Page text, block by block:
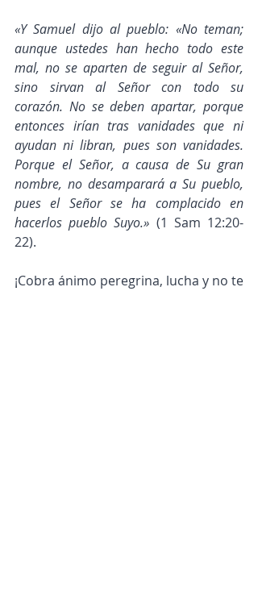
«Y Samuel dijo al pueblo: «No teman;
aunque ustedes han hecho todo este
mal, no se aparten de seguir al Señor,
sino sirvan al Señor con todo su
corazón. No se deben apartar, porque
entonces irían tras vanidades que ni
ayudan ni libran, pues son vanidades.
Porque el Señor, a causa de Su gran
nombre, no desamparará a Su pueblo,
pues el Señor se ha complacido en
hacerlos pueblo Suyo.» (1 Sam 12:20-
22).
¡Cobra ánimo peregrina, lucha y no te